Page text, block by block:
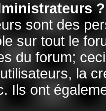
?
sont des
sur tout le
du forum;
la
Ils ont